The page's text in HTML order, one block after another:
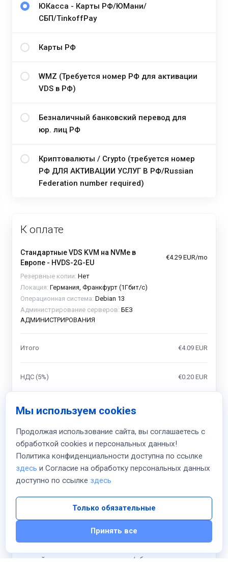
ЮКасса - Карты РФ/ЮМани/
СБП/TinkoffPay
Карты РФ
WMZ (Требуется номер РФ для активации
VDS в РФ)
Безналичный банковский перевод для
юр. лиц РФ
Криптовалюты / Crypto (требуется номер
РФ ДЛЯ АКТИВАЦИИ УСЛУГ В РФ/Russian
Federation number required)
К оплате
Стандартные VDS KVM на NVMe в
Европе - HVDS-2G-EU
€4.29 EUR/mo
Резервные копии: Нет
Локация: Германия, Франкфурт (1Гбит/с)
Операционная система: Debian 13
Администрирование серверов: БЕЗ
АДМИНИСТРИРОВАНИЯ
Итого €4.09 EUR
НДС (5%) €0.20 EUR
Итого
К оплате сегодня
€4.29 EUR
Соглашаюсь
на обработку персональных
Я ознакомлен(а) с условиями предоставления
действуют правила возврата/обмена для
Мы используем cookies
Продолжая использование сайта, вы соглашаетесь с
обработкой cookies и персональных данных!
Политика конфиденциальности доступна по ссылке
здесь и Согласие на обработку персональных данных
доступно по ссылке здесь
Только обязательные
Принять все